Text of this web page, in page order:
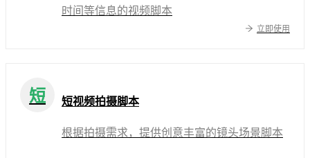
时间等信息的视频脚本
立即使用
短 短视频拍摄脚本
根据拍摄需求，提供创意丰富的镜头场景脚本